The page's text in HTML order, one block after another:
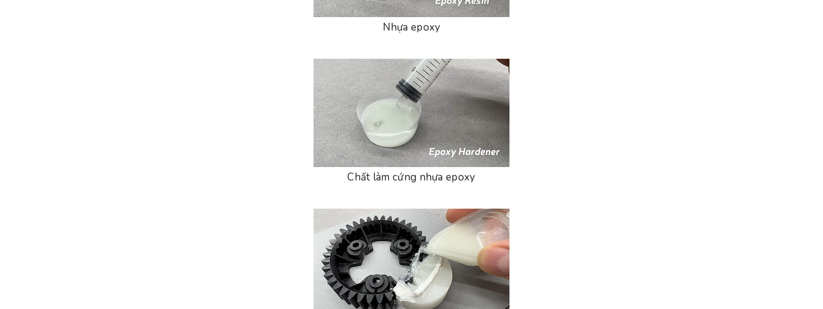
Nhựa epoxy
Chất làm cứng nhựa epoxy